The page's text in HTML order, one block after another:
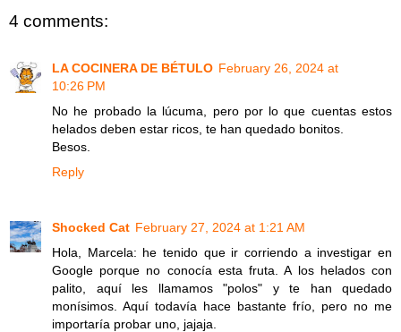
4 comments:
LA COCINERA DE BÉTULO February 26, 2024 at
10:26 PM
No he probado la lúcuma, pero por lo que cuentas estos
helados deben estar ricos, te han quedado bonitos.
Besos.
Reply
Shocked Cat February 27, 2024 at 1:21 AM
Hola, Marcela: he tenido que ir corriendo a investigar en
Google porque no conocía esta fruta. A los helados con
palito, aquí les llamamos "polos" y te han quedado
monísimos. Aquí todavía hace bastante frío, pero no me
importaría probar uno, jajaja.